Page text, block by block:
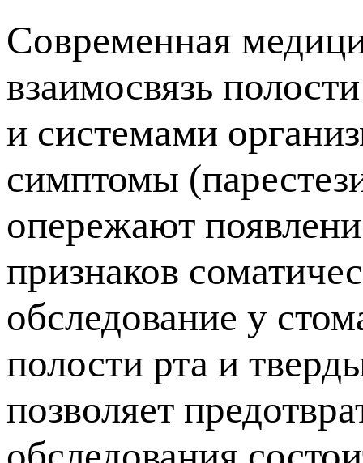
Современная
взаимосвязь
и системами
симптомы
опережают
признаков
обследование у
полости рта и
позволяет